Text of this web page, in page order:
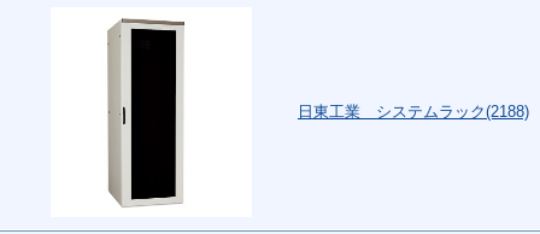
日東工業 システムラック(2188)